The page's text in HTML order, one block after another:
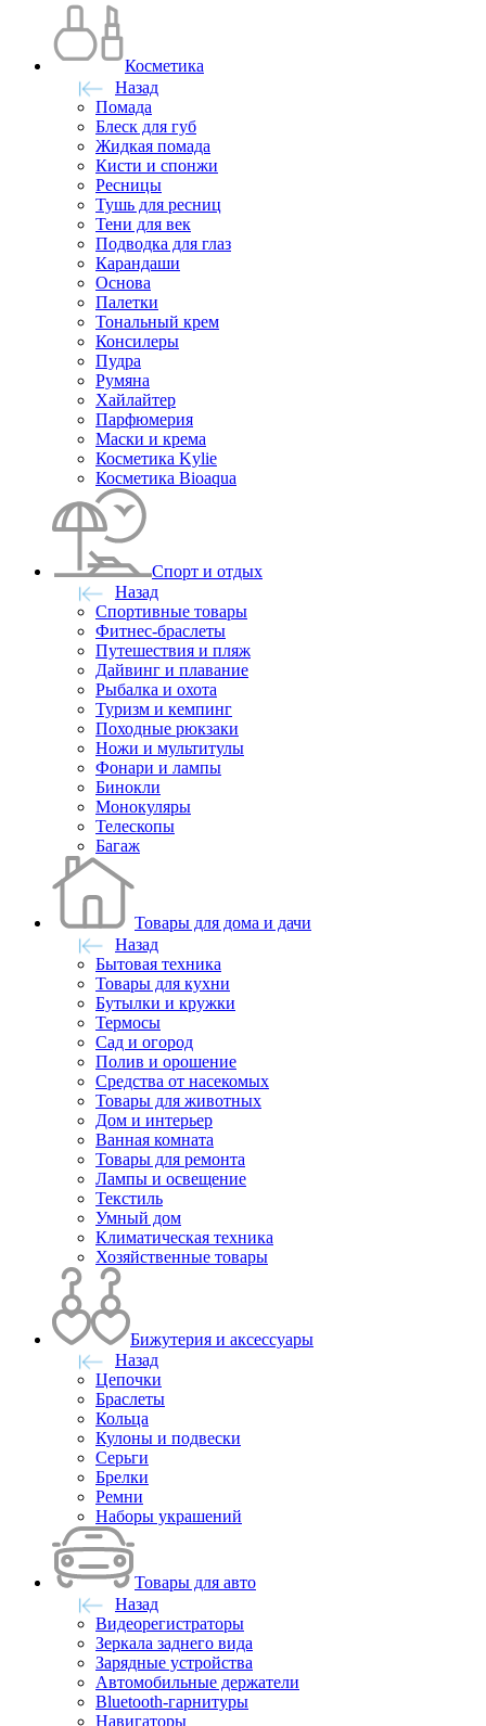
Косметика
Назад
Помада
Блеск для губ
Жидкая помада
Кисти и спонжи
Ресницы
Тушь для ресниц
Тени для век
Подводка для глаз
Карандаши
Основа
Палетки
Тональный крем
Консилеры
Пудра
Румяна
Хайлайтер
Парфюмерия
Маски и крема
Косметика Kylie
Косметика Bioaqua
Спорт и отдых
Назад
Спортивные товары
Фитнес-браслеты
Путешествия и пляж
Дайвинг и плавание
Рыбалка и охота
Туризм и кемпинг
Походные рюкзаки
Ножи и мультитулы
Фонари и лампы
Бинокли
Монокуляры
Телескопы
Багаж
Товары для дома и дачи
Назад
Бытовая техника
Товары для кухни
Бутылки и кружки
Термосы
Сад и огород
Полив и орошение
Средства от насекомых
Товары для животных
Дом и интерьер
Ванная комната
Товары для ремонта
Лампы и освещение
Текстиль
Умный дом
Климатическая техника
Хозяйственные товары
Бижутерия и аксессуары
Назад
Цепочки
Браслеты
Кольца
Кулоны и подвески
Серьги
Брелки
Ремни
Наборы украшений
Товары для авто
Назад
Видеорегистраторы
Зеркала заднего вида
Зарядные устройства
Автомобильные держатели
Bluetooth-гарнитуры
Навигаторы